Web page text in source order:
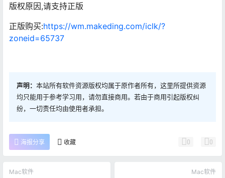
版权原因,请支持正版
正版购买:https://wm.makeding.com/iclk/?
zoneid=65737
声明： 本站所有软件资源版权均属于原作者所有，这里所提供资源
均只能用于参考学习用，请勿直接商用。若由于商用引起版权纠
纷，一切责任均由使用者承担。
海报分享 收藏 0 0
Mac软件 Mac软件